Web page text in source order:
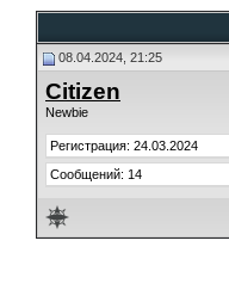
08.04.2024, 21:25
Citizen
Newbie
Регистрация: 24.03.2024
Сообщений: 14